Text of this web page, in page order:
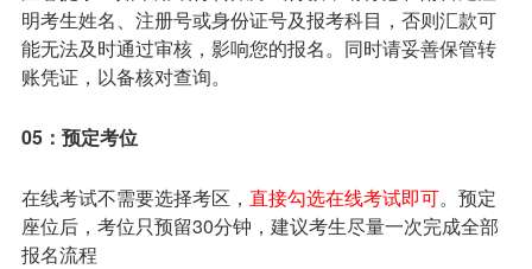
明考生姓名、注册号或身份证号及报考科目，否则汇款可
能无法及时通过审核，影响您的报名。同时请妥善保管转
账凭证，以备核对查询。
05：预定考位
在线考试不需要选择考区， 直接勾选在线考试即可。预定
座位后，考位只预留30分钟，建议考生尽量一次完成全部
报名流程